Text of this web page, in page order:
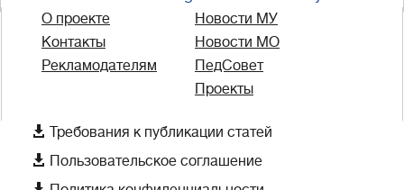
О проекте
Контакты
Рекламодателям
Новости МУ
Новости МО
ПедСовет
Проекты
 Требования к публикации статей
 Пользовательское соглашение